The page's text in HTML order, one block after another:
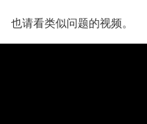
也请看类似问题的视频。